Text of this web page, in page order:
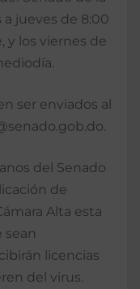
jueves de 8:00
y los viernes de
ser enviados al
del Senado
de
Alta esta
sean
licencias
del virus.